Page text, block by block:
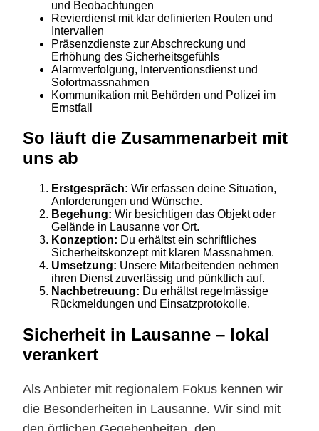
und Beobachtungen
Revierdienst mit klar definierten Routen und
Intervallen
Präsenzdienste zur Abschreckung und
Erhöhung des Sicherheitsgefühls
Alarmverfolgung, Interventionsdienst und
Sofortmassnahmen
Kommunikation mit Behörden und Polizei im
Ernstfall
So läuft die Zusammenarbeit mit
uns ab
Erstgespräch: Wir erfassen deine Situation,
Anforderungen und Wünsche.
Begehung: Wir besichtigen das Objekt oder
Gelände in Lausanne vor Ort.
Konzeption: Du erhältst ein schriftliches
Sicherheitskonzept mit klaren Massnahmen.
Umsetzung: Unsere Mitarbeitenden nehmen
ihren Dienst zuverlässig und pünktlich auf.
Nachbetreuung: Du erhältst regelmässige
Rückmeldungen und Einsatzprotokolle.
Sicherheit in Lausanne – lokal
verankert
Als Anbieter mit regionalem Fokus kennen wir
die Besonderheiten in Lausanne. Wir sind mit